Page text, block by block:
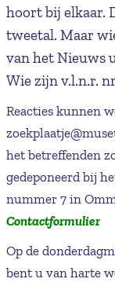
hoort bij elkaar.
tweetal. Maar
van het Nieuws
Wie zijn v.l.n.r.
Reacties kunnen
het betreffenden
gedeponeerd bij
nummer 7 in
Contactformulier
Op de
bent u van harte